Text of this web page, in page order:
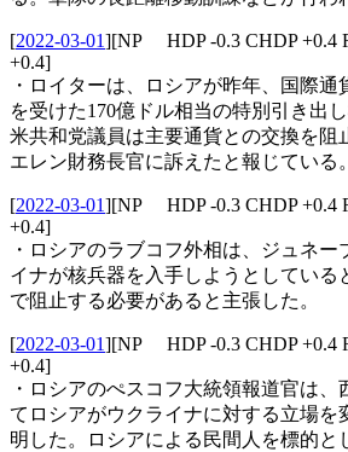
[2022-03-01][NP HDP -0.3 CHDP +0.4
+0.4]
・ロイターは、ロシアが昨年、国際通
を受けた170億ドル相当の特別引き出
米共和党議員は主要通貨との交換を阻
エレン財務長官に訴えたと報じている。
[2022-03-01][NP HDP -0.3 CHDP +0.4
+0.4]
・ロシアのラブコフ外相は、ジュネー
イナが核兵器を入手しようとしている
で阻止する必要があると主張した。
[2022-03-01][NP HDP -0.3 CHDP +0.4
+0.4]
・ロシアのぺスコフ大統領報道官は、
てロシアがウクライナに対する立場を
明した。ロシアによる民間人を標的と